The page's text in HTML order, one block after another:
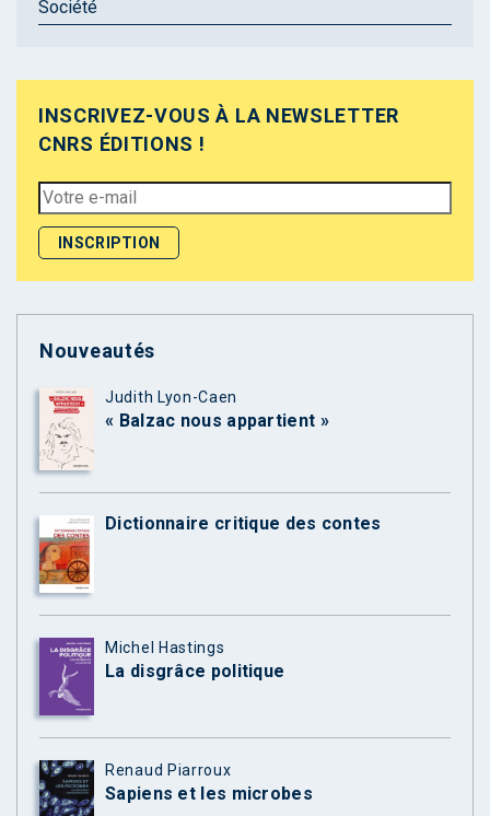
Société
INSCRIVEZ-VOUS À LA NEWSLETTER
CNRS ÉDITIONS !
Nouveautés
Judith Lyon-Caen
« Balzac nous appartient »
Dictionnaire critique des contes
Michel Hastings
La disgrâce politique
Renaud Piarroux
Sapiens et les microbes